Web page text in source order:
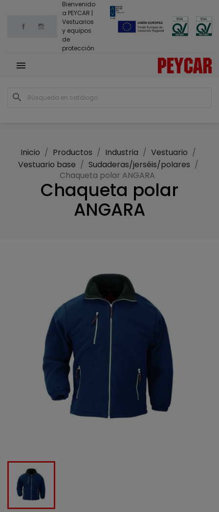
FacebookInstagram
Bienvenido
a PEYCAR |
Vestuarios
y equipos
de
protección

search
Inicio Productos Industria
Vestuario
Vestuario base
Sudaderas/jerséis/polares
Chaqueta polar ANGARA
Chaqueta polar
ANGARA